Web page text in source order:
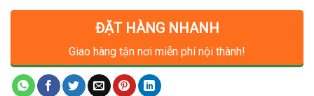
ĐẶT HÀNG NHANH
Giao hàng tận nơi miễn phí nội thành!